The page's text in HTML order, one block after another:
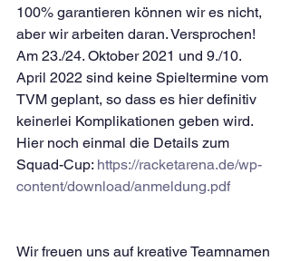
100% garantieren können wir es nicht,
aber wir arbeiten daran. Versprochen!
Am 23./24. Oktober 2021 und 9./10.
April 2022 sind keine Spieltermine vom
TVM geplant, so dass es hier definitiv
keinerlei Komplikationen geben wird.
Hier noch einmal die Details zum
Squad-Cup: https://racketarena.de/wp-
content/download/anmeldung.pdf
Wir freuen uns auf kreative Teamnamen